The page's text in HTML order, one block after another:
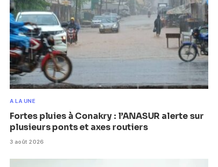
A LA UNE
Fortes pluies à Conakry : l’ANASUR alerte sur
plusieurs ponts et axes routiers
3 août 2026